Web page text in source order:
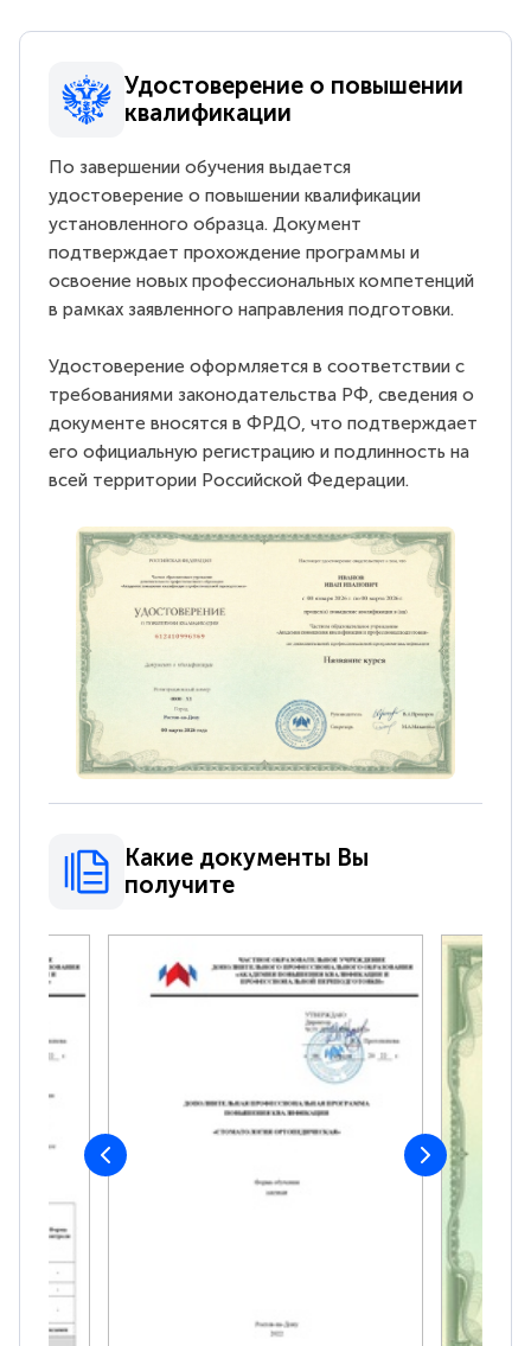
Удостоверение о повышении
квалификации
По завершении обучения выдается
удостоверение о повышении квалификации
установленного образца. Документ
подтверждает прохождение программы и
освоение новых профессиональных компетенций
в рамках заявленного направления подготовки.
Удостоверение оформляется в соответствии с
требованиями законодательства РФ, сведения о
документе вносятся в ФРДО, что подтверждает
его официальную регистрацию и подлинность на
всей территории Российской Федерации.
Какие документы Вы
получите